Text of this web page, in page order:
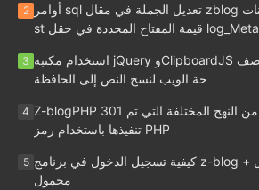
2
أوامر sql تعديل الجملة في مقال zblog في جدول البيانات zbp_po
st قيمة المفتاح المحددة في حقل log_Meta
3 استخدام مكتبة jQuery وClipboardJS لتنفيذ محتوى النقر على صف
حة الويب لنسخ النص إلى الحافظة
4 Z-blogPHP 301 إعادة التوجيه من اثنين من النهج المختلفة التي تم
تنفيذها باستخدام رمز PHP
5 كيفية تسجيل الدخول في برنامج z-blog + رمز التحقق من الهاتف ال
محمول